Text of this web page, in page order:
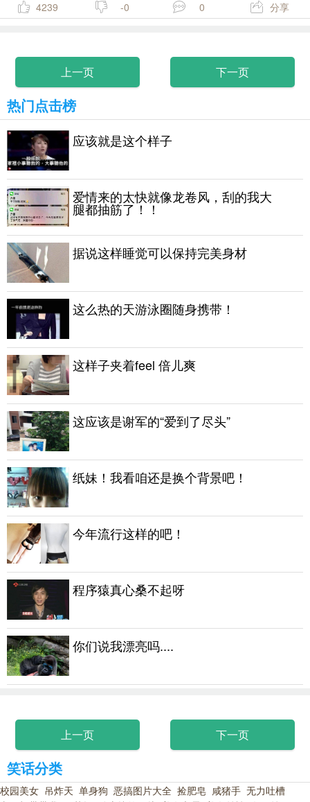
4239 -0 0 分享
上一页 下一页
热门点击榜
应该就是这个样子
爱情来的太快就像龙卷风，刮的我大
腿都抽筋了！！
据说这样睡觉可以保持完美身材
这么热的天游泳圈随身携带！
这样子夹着feel 倍儿爽
这应该是谢军的“爱到了尽头”
纸妹！我看咱还是换个背景吧！
今年流行这样的吧！
程序猿真心桑不起呀
你们说我漂亮吗....
上一页 下一页
笑话分类
校园美女 吊炸天 单身狗 恶搞图片大全 捡肥皂 咸猪手 无力吐槽